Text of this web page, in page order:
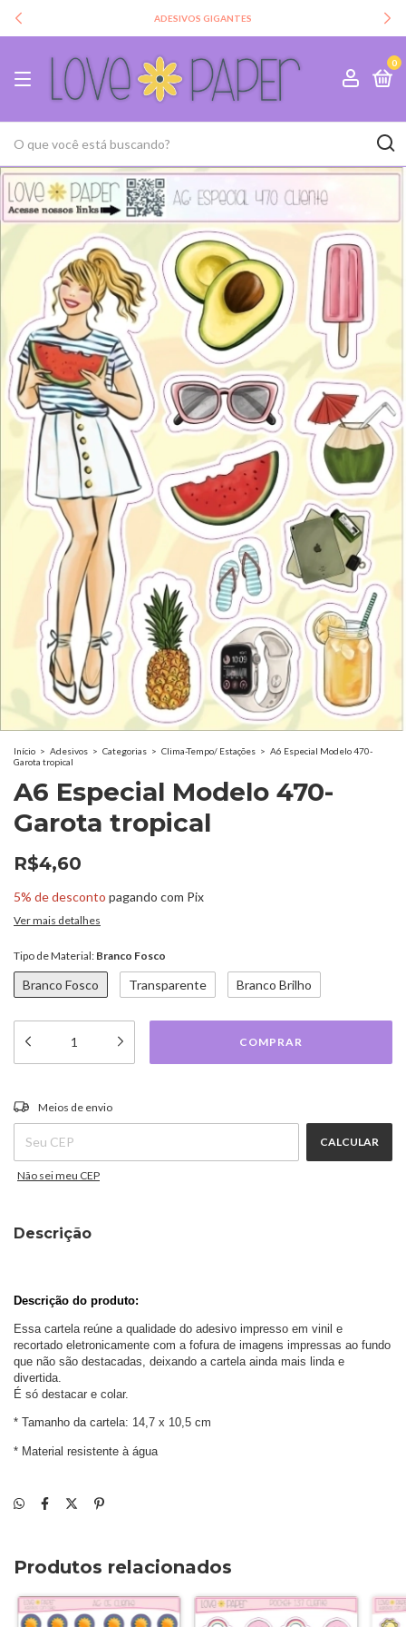
ADESIVOS GIGANTES
0
Início > Adesivos > Categorias > Clima-Tempo/ Estações > A6 Especial Modelo 470-
Garota tropical
A6 Especial Modelo 470-
Garota tropical
R$4,60
5% de desconto pagando com Pix
Ver mais detalhes
Tipo de Material: Branco Fosco
Branco Fosco Transparente Branco Brilho
Entregas para o CEP:
Meios de envio
CALCULAR
Não sei meu CEP
Descrição
Descrição do produto:
Essa cartela reúne a qualidade do adesivo impresso em vinil e
recortado eletronicamente com a fofura de imagens impressas ao fundo
que não são destacadas, deixando a cartela ainda mais linda e
divertida.
É só destacar e colar.
* Tamanho da cartela: 14,7 x 10,5 cm
* Material resistente à água
Produtos relacionados